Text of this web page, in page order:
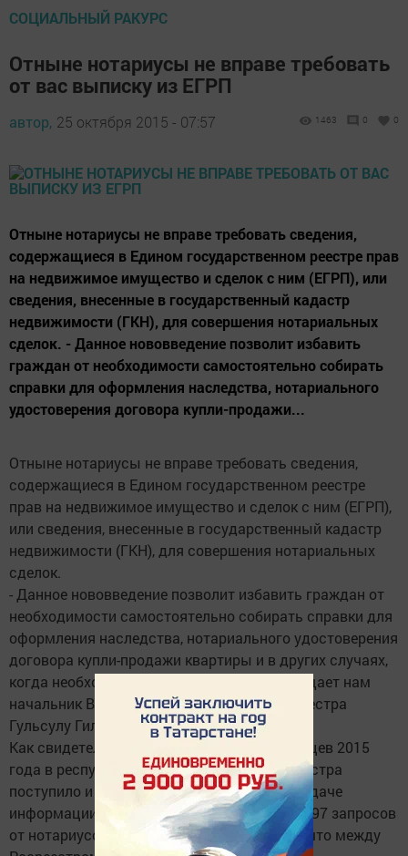
СОЦИАЛЬНЫЙ РАКУРС
Отныне нотариусы не вправе требовать
от вас выписку из ЕГРП
автор, 25 октября 2015 - 07:57 1463 0 0
Отныне нотариусы не вправе требовать сведения,
содержащиеся в Едином государственном реестре прав
на недвижимое имущество и сделок с ним (ЕГРП), или
сведения, внесенные в государственный кадастр
недвижимости (ГКН), для совершения нотариальных
сделок. - Данное нововведение позволит избавить
граждан от необходимости самостоятельно собирать
справки для оформления наследства, нотариального
удостоверения договора купли-продажи...
Отныне нотариусы не вправе требовать сведения,
содержащиеся в Едином государственном реестре
прав на недвижимое имущество и сделок с ним (ЕГРП),
или сведения, внесенные в государственный кадастр
недвижимости (ГКН), для совершения нотариальных
сделок.
- Данное нововведение позволит избавить граждан от
необходимости самостоятельно собирать справки для
оформления наследства, нотариального удостоверения
договора купли-продажи квартиры и в других случаях,
когда необходима выписка из ЕГРП, - сообщает нам
начальник Верхнеуслонского отдела Росреестра
Гульсулу Гилмуллина.
Как свидетельствует статистика, за 9 месяцев 2015
года в республиканское Управление Росреестра
поступило и обработано 968 запросов о выдаче
информации из ЕГРП от наследников и 37 197 запросов
от нотариусов, что свидетельствует о том, что между